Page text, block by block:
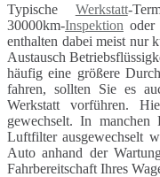
Typische Werkstatt-
30000km-Inspektion oder
enthalten dabei meist nur
Austausch
häufig eine größere
fahren, sollten Sie es
Werkstatt vorführen.
gewechselt. In
Luftfilter ausgewechselt
Auto anhand der
Fahrbereitschaft Ihres